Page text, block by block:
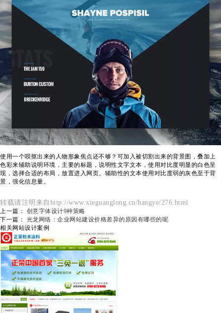
使用一个呗抠出来的人物形象焦点还不够？可加入被切割出来的背景图，叠加上
色彩来辅助说明环境，主要的标题，说明性文字文本，使用对比度明显的白色呈
现，选择合适的布局，放置进入网页。辅助性的文本使用对比度弱的灰色至于背
景，强化信息量。
转载请注明来自http://www.xieguanglong.cn/hangye/276.html
上一篇： 创意字体设计9种策略
下一篇： 光龙网络：企业网站建设价格差异的原因有哪些的呢
相关网站设计案例